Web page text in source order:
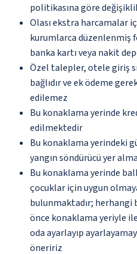
politikasına göre
Olası ekstra harcamalar
kurumlarca düzenlenmiş
banka kartı veya nakit
Özel talepler, otele giriş
bağlıdır ve ek ödeme
edilemez
Bu konaklama yerinde
edilmektedir
Bu konaklama yerindeki
yangın söndürücü yer
Bu konaklama yerinde
çocuklar için uygun
bulunmaktadır; herhangi
önce konaklama yeriyle
oda ayarlayıp
öneririz